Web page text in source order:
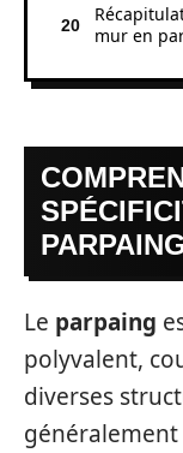
mur en
Le parpaing
polyvalent,
diverses